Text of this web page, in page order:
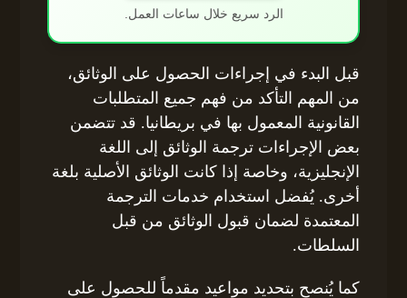
الرد سريع خلال ساعات العمل.
قبل البدء في إجراءات الحصول على الوثائق،
من المهم التأكد من فهم جميع المتطلبات
القانونية المعمول بها في بريطانيا. قد تتضمن
بعض الإجراءات ترجمة الوثائق إلى اللغة
الإنجليزية، وخاصة إذا كانت الوثائق الأصلية بلغة
أخرى. يُفضل استخدام خدمات الترجمة
المعتمدة لضمان قبول الوثائق من قبل
السلطات.
كما يُنصح بتحديد مواعيد مقدماً للحصول على